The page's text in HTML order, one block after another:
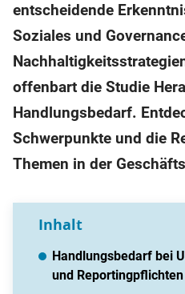
entscheidende
Soziales und
offenbart die Studie
Handlungsbedarf.
Schwerpunkte und die
Themen in der
Inhalt
Handlungsbedarf bei
und Reportingpflichten